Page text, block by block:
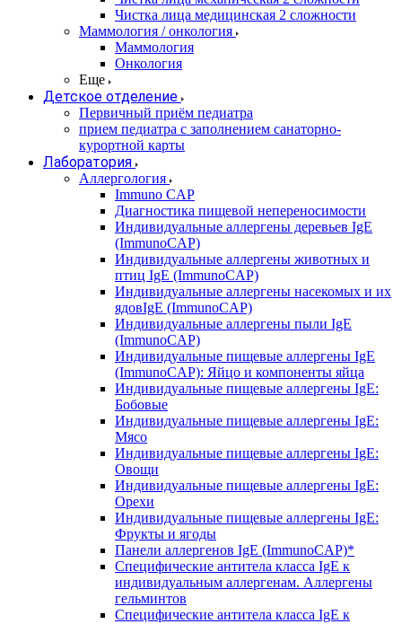
Чистка лица медицинская 2 сложности
Маммология / онкология
Маммология
Онкология
Еще
Детское отделение
Первичный приём педиатра
прием педиатра с заполнением санаторно-
курортной карты
Лаборатория
Аллергология
Immuno CAP
Диагностика пищевой непереносимости
Индивидуальные аллергены деревьев IgE
(ImmunoCAP)
Индивидуальные аллергены животных и
птиц IgE (ImmunoCAP)
Индивидуальные аллергены насекомых и их
ядовIgE (ImmunoCAP)
Индивидуальные аллергены пыли IgE
(ImmunoCAP)
Индивидуальные пищевые аллергены IgE
(ImmunoCAP): Яйцо и компоненты яйца
Индивидуальные пищевые аллергены IgE:
Бобовые
Индивидуальные пищевые аллергены IgE:
Мясо
Индивидуальные пищевые аллергены IgE:
Овощи
Индивидуальные пищевые аллергены IgE:
Орехи
Индивидуальные пищевые аллергены IgE:
Фрукты и ягоды
Панели аллергенов IgE (ImmunoCAP)*
Специфические антитела класса IgE к
индивидуальным аллергенам. Аллергены
гельминтов
Специфические антитела класса IgE к